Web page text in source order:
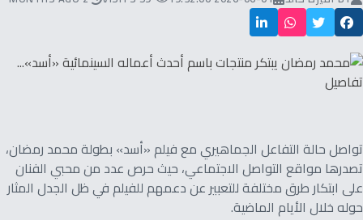
تواصل حالة التفاعل الجماهيري مع فيلم «أسد» بطولة محمد رمضان،
تصدرها مواقع التواصل الاجتماعي، حيث حرص عدد من محبي الفنان
على ابتكار طرق مختلفة للتعبير عن دعمهم للفيلم في ظل الجدل المثار
حوله خلال الأيام الماضية.